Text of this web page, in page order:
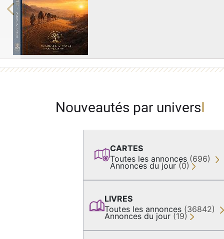
Previous
Nouveautés par univers
CARTES
Toutes les annonces (696)
Annonces du jour (0)
LIVRES
Toutes les annonces (36842)
Annonces du jour (19)